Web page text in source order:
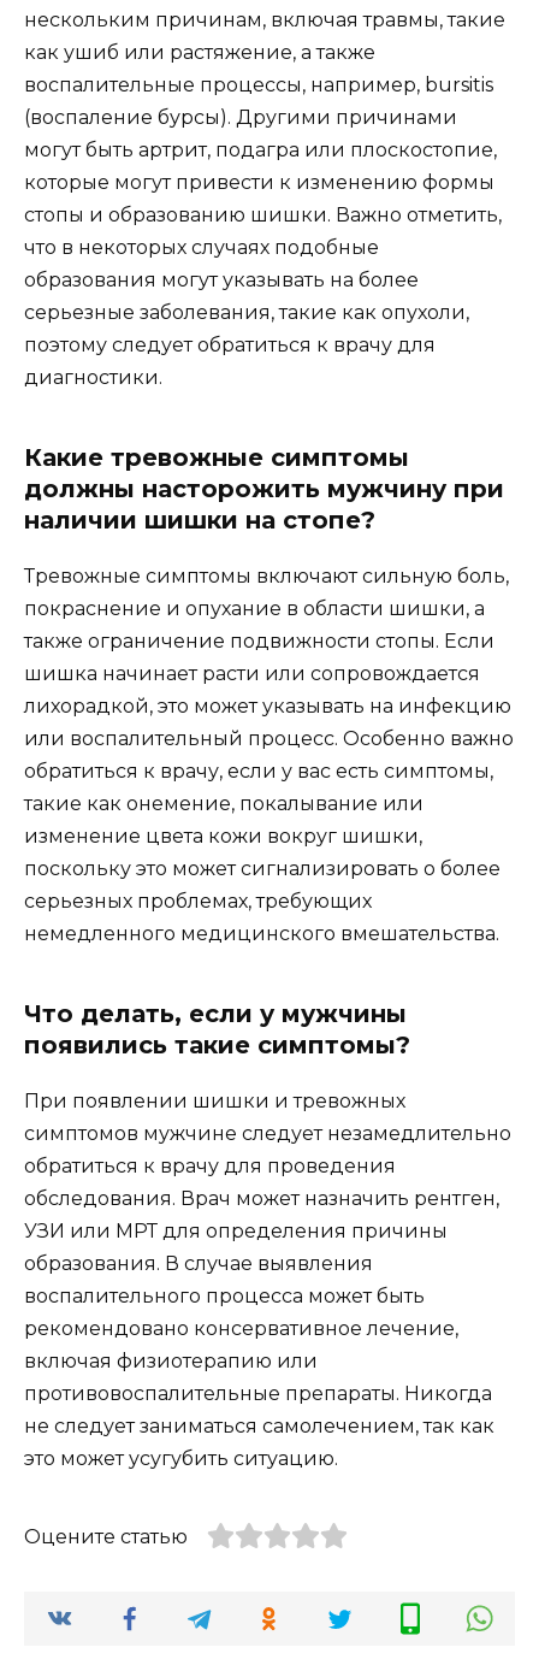
нескольким причинам, включая травмы, такие
как ушиб или растяжение, а также
воспалительные процессы, например, bursitis
(воспаление бурсы). Другими причинами
могут быть артрит, подагра или плоскостопие,
которые могут привести к изменению формы
стопы и образованию шишки. Важно отметить,
что в некоторых случаях подобные
образования могут указывать на более
серьезные заболевания, такие как опухоли,
поэтому следует обратиться к врачу для
диагностики.
Какие тревожные симптомы
должны насторожить мужчину при
наличии шишки на стопе?
Тревожные симптомы включают сильную боль,
покраснение и опухание в области шишки, а
также ограничение подвижности стопы. Если
шишка начинает расти или сопровождается
лихорадкой, это может указывать на инфекцию
или воспалительный процесс. Особенно важно
обратиться к врачу, если у вас есть симптомы,
такие как онемение, покалывание или
изменение цвета кожи вокруг шишки,
поскольку это может сигнализировать о более
серьезных проблемах, требующих
немедленного медицинского вмешательства.
Что делать, если у мужчины
появились такие симптомы?
При появлении шишки и тревожных
симптомов мужчине следует незамедлительно
обратиться к врачу для проведения
обследования. Врач может назначить рентген,
УЗИ или МРТ для определения причины
образования. В случае выявления
воспалительного процесса может быть
рекомендовано консервативное лечение,
включая физиотерапию или
противовоспалительные препараты. Никогда
не следует заниматься самолечением, так как
это может усугубить ситуацию.
Оцените статью